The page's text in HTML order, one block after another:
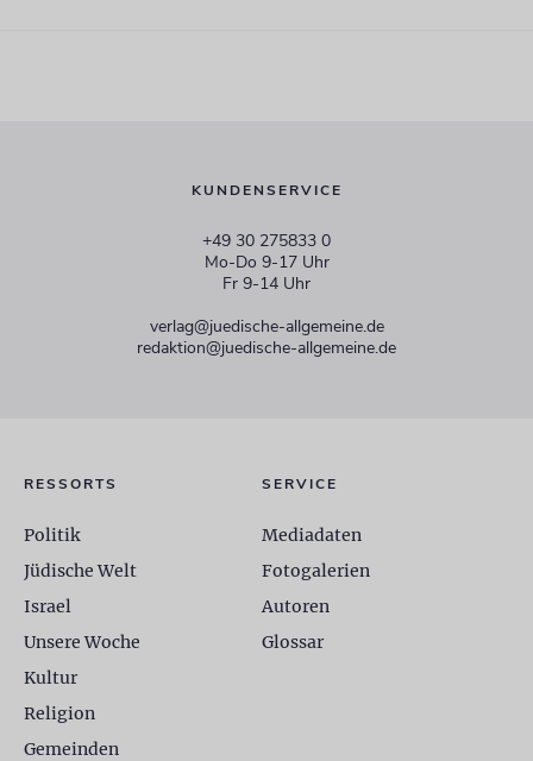
KUNDENSERVICE
+49 30 275833 0
Mo-Do 9-17 Uhr
Fr 9-14 Uhr
verlag@juedische-allgemeine.de
redaktion@juedische-allgemeine.de
RESSORTS
Politik
Jüdische Welt
Israel
Unsere Woche
Kultur
Religion
Gemeinden
SERVICE
Mediadaten
Fotogalerien
Autoren
Glossar